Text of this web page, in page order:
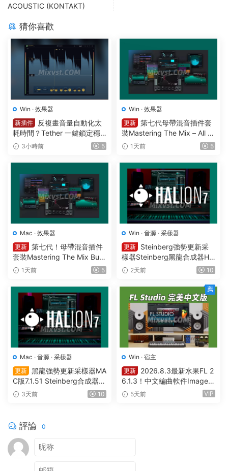
ACOUSTIC (KONTAKT)
猜你喜歡
Win · 效果器
新插件
反複畫音量自動化太
耗時間？Tether 一鍵鎖定穩
定響度1可視化智能電平均衡
ones – Tether v 1.2.1 WIN
3小時前 5
Win · 效果器
更新 第七代母帶混音插件套
裝Mastering The Mix – All Pl
ugins Bundle v2026.08.03
1天前 5
Mac · 效果器
更新 第七代！母帶混音插件
套裝Mastering The Mix Bun
dle v2026.08.03 U2B MAC-
1天前 5
Win · 音源 · 采樣器
更新
Steinberg強勢更新采
樣器Steinberg黑龍合成器HA
Lion v7.5.0 WIN
2天前 10
Mac · 音源 · 采樣器
更新 黑龍強勢更新采樣器MA
C版7.1.51 Steinberg合成器St
einberg HALion v7.1.51 MAC
3天前 10
Win · 宿主
更新
2026.8.3最新水果FL 2
6.1.3！中文編曲軟件Image-L
ine – FL Studio Producer Edi
5天前 VIP
薦
評論 0